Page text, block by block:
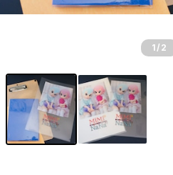
1 /2